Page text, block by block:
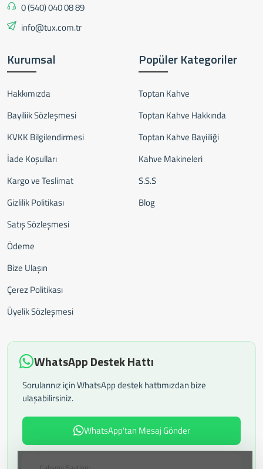
0 (540) 040 08 89
info@tux.com.tr
Kurumsal
Hakkımızda
Bayiliik Sözleşmesi
KVKK Bilgilendirmesi
İade Koşulları
Kargo ve Teslimat
Gizlilik Politikası
Satış Sözleşmesi
Ödeme
Bize Ulaşın
Çerez Politikası
Üyelik Sözleşmesi
Popüler Kategoriler
Toptan Kahve
Toptan Kahve Hakkında
Toptan Kahve Bayiiliği
Kahve Makineleri
S.S.S
Blog
WhatsApp Destek Hattı
Sorularınız için WhatsApp destek hattımızdan bize
ulaşabilirsiniz.
WhatsApp'tan Mesaj Gönder